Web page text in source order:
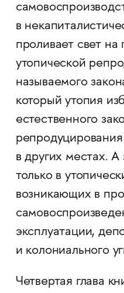
в
проливает свет на
утопической
называемого
который утопия
естественного
в других местах.
только в
возникающих в
эксплуатации,
и колониального
Четвертая глава